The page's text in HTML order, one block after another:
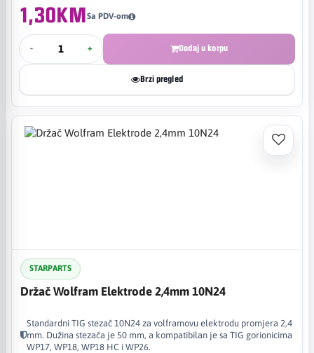
1,30KMSa PDV-om
- + Dodaj u korpu
Brzi pregled
STARPARTS
Držač Wolfram Elektrode 2,4mm 10N24
Standardni TIG stezač 10N24 za volframovu elektrodu promjera 2,4
mm. Dužina stezača je 50 mm, a kompatibilan je sa TIG gorionicima
WP17, WP18, WP18 HC i WP26.